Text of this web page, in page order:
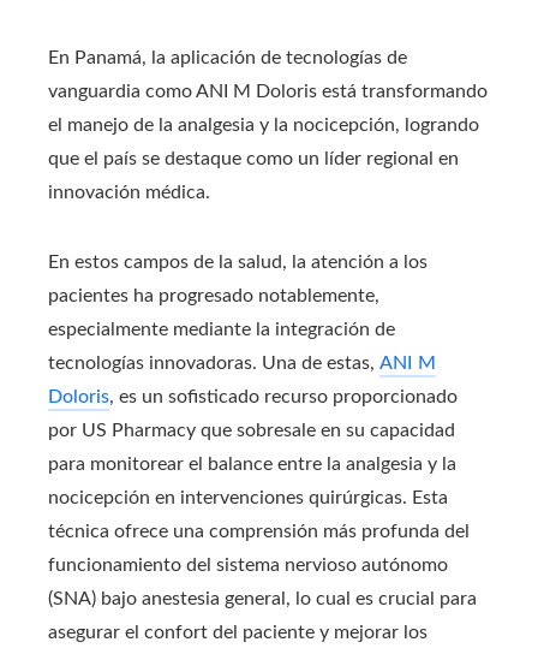
En Panamá, la aplicación de tecnologías de
vanguardia como ANI M Doloris está transformando
el manejo de la analgesia y la nocicepción, logrando
que el país se destaque como un líder regional en
innovación médica.
En estos campos de la salud, la atención a los
pacientes ha progresado notablemente,
especialmente mediante la integración de
tecnologías innovadoras. Una de estas, ANI M
Doloris, es un sofisticado recurso proporcionado
por US Pharmacy que sobresale en su capacidad
para monitorear el balance entre la analgesia y la
nocicepción en intervenciones quirúrgicas. Esta
técnica ofrece una comprensión más profunda del
funcionamiento del sistema nervioso autónomo
(SNA) bajo anestesia general, lo cual es crucial para
asegurar el confort del paciente y mejorar los